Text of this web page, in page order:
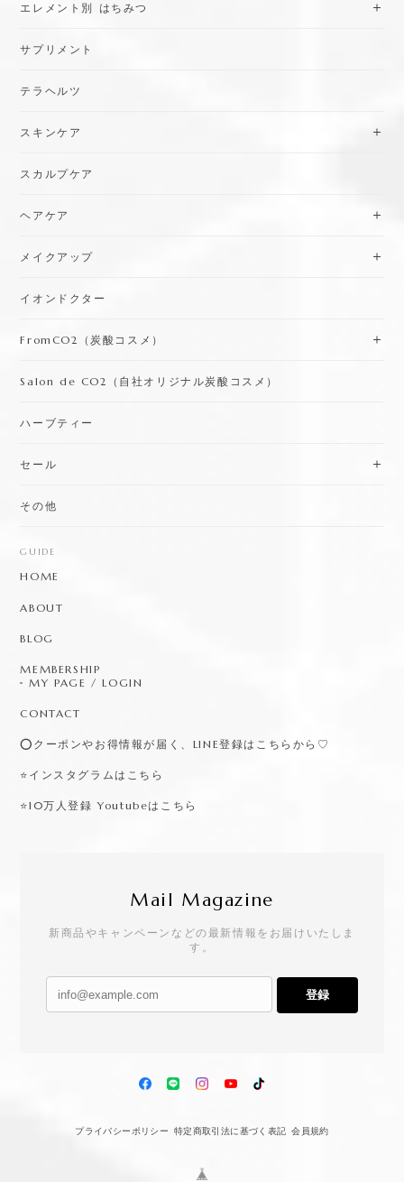
エレメント別 はちみつ
サプリメント
テラヘルツ
スキンケア
スカルプケア
ヘアケア
メイクアップ
イオンドクター
FromCO2（炭酸コスメ）
Salon de CO2（自社オリジナル炭酸コスメ）
ハーブティー
セール
その他
GUIDE
HOME
ABOUT
BLOG
MEMBERSHIP
MY PAGE / LOGIN
CONTACT
⭕️クーポンやお得情報が届く、LINE登録はこちらから♡
⭐️インスタグラムはこちら
⭐️10万人登録 Youtubeはこちら
Mail Magazine
新商品やキャンペーンなどの最新情報をお届けいたしま
す。
登録
プライバシーポリシー 特定商取引法に基づく表記 会員規約